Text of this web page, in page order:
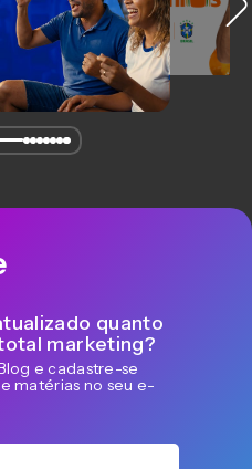
quanto
marketing?
e cadastre-se
matérias no seu e-